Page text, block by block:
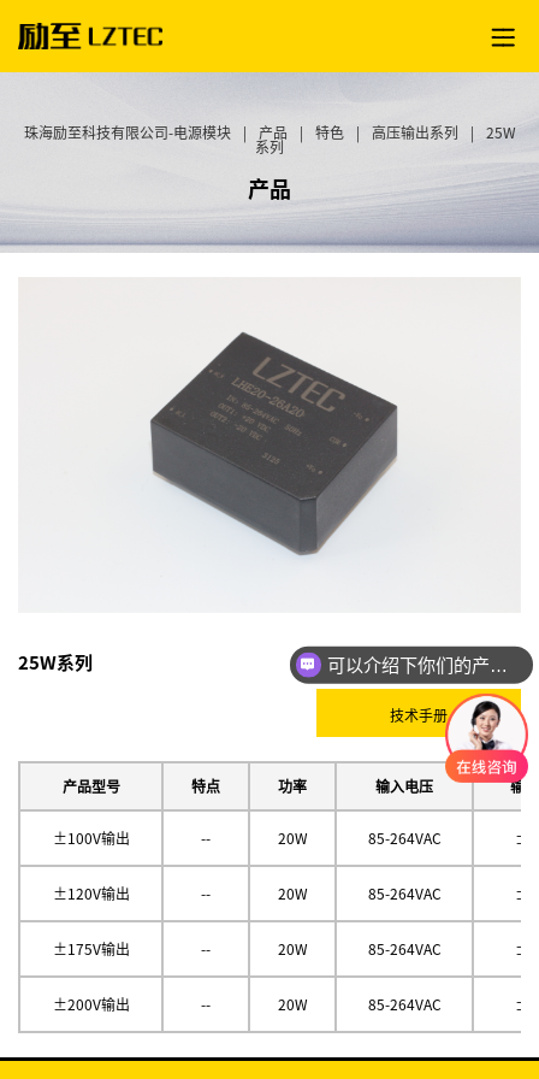
珠海励至科技有限公司-电源模块 产品 特色 高压输出系列
25W
系列
产品
25W系列
技术手册
网上购物：
产品型号 特点 功率 输入电压 输
±100V输出 -- 20W 85-264VAC
±120V输出 -- 20W 85-264VAC
±175V输出 -- 20W 85-264VAC
±200V输出 -- 20W 85-264VAC